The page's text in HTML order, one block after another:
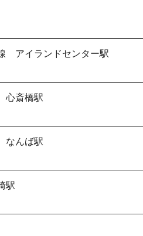
アイランドセンター駅
心斎橋駅
なんば駅
駅